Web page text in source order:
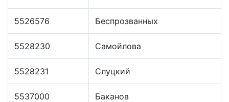
5526576 Беспрозванных
5528230 Самойлова
5528231 Слуцкий
5537000 Баканов